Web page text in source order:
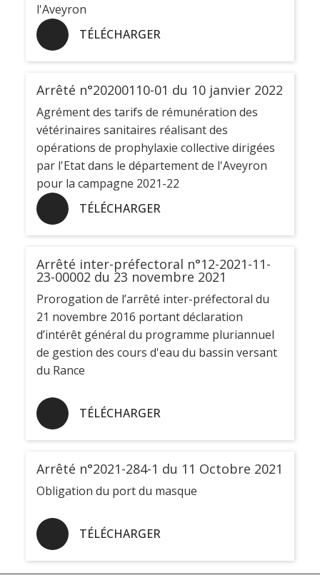
l'Aveyron
TÉLÉCHARGER
Arrêté n°20200110-01 du 10 janvier 2022
Agrément des tarifs de rémunération des
vétérinaires sanitaires réalisant des
opérations de prophylaxie collective dirigées
par l'Etat dans le département de l'Aveyron
pour la campagne 2021-22
TÉLÉCHARGER
Arrêté inter-préfectoral n°12-2021-11-
23-00002 du 23 novembre 2021
Prorogation de l’arrêté inter-préfectoral du
21 novembre 2016 portant déclaration
d’intérêt général du programme pluriannuel
de gestion des cours d'eau du bassin versant
du Rance
TÉLÉCHARGER
Arrêté n°2021-284-1 du 11 Octobre 2021
Obligation du port du masque
TÉLÉCHARGER